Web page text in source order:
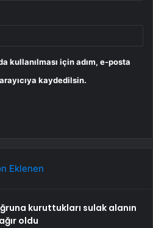
kullanılması için adım, e-posta
kaydedilsin.
Eklenen
kuruttukları sulak alanın
oldu